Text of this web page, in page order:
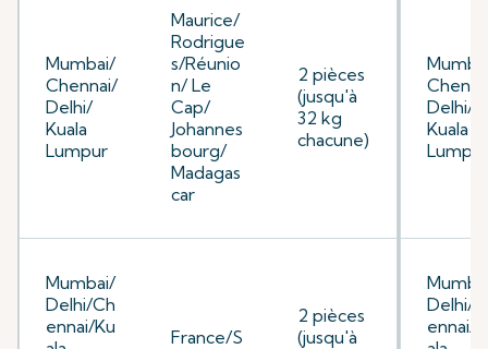
Mumbai/
Chennai/
Delhi/
Kuala
Lumpur
Maurice/
Rodrigue
s/Réunio
n/ Le
Cap/
Johannes
bourg/
Madagas
car
2 pièces
(jusqu'à
32 kg
chacune)
Mumbai/
Delhi/Ch
ennai/Ku
France/S
2 pièces
(jusqu'à
Delhi/
Kuala
Lumpur
Delhi/
ennai/